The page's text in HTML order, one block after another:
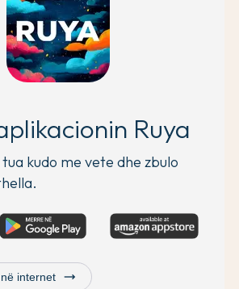
Ruya
kudo me vete dhe zbulo
internet trending_flat